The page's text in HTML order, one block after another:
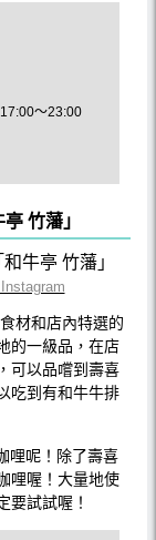
～23:00
竹藩」
材和店內特選的
的一級品，在店
可以品嚐到壽喜
吃到有和牛牛排
哩呢！除了壽喜
哩喔！大量地使
要試試喔！